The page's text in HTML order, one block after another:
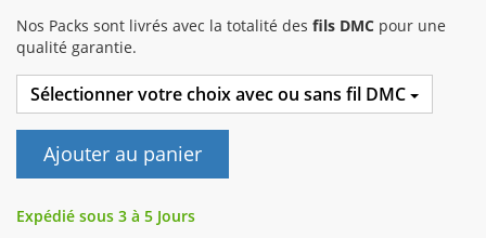
Nos Packs sont livrés avec la totalité des fils DMC pour une
qualité garantie.
Sélectionner votre choix avec ou sans fil DMC
Ajouter au panier
Expédié sous 3 à 5 Jours